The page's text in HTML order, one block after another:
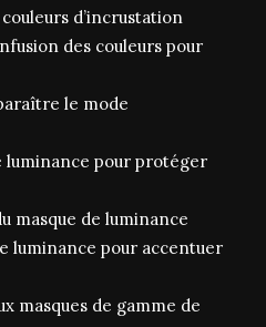
d’incrustation
des couleurs pour
le mode
luminance pour protéger
masque de luminance
luminance pour accentuer
masques de gamme de